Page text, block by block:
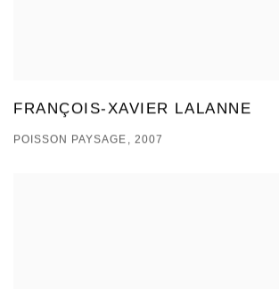
FRANÇOIS-XAVIER LALANNE
POISSON PAYSAGE, 2007